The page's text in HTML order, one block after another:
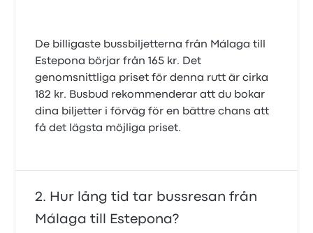
De billigaste bussbiljetterna från Málaga till
Estepona börjar från 165 kr. Det
genomsnittliga priset för denna rutt är cirka
182 kr. Busbud rekommenderar att du bokar
dina biljetter i förväg för en bättre chans att
få det lägsta möjliga priset.
Hur lång tid tar bussresan från
Málaga till Estepona?